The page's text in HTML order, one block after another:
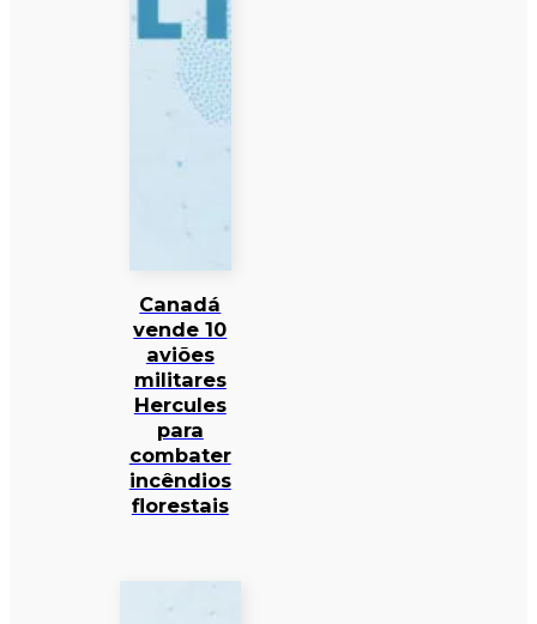
Canadá
vende 10
aviões
militares
Hercules
para
combater
incêndios
florestais